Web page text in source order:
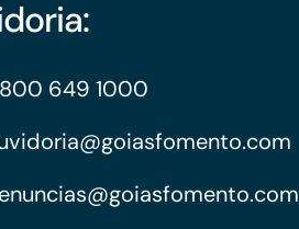
649 1000